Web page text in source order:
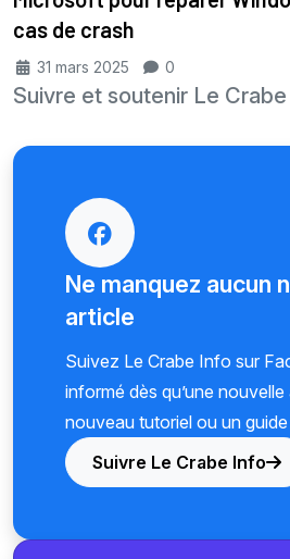
cas de crash
31 mars 2025 0
Suivre et soutenir Le
Ne manquez aucun
article
Suivez Le Crabe Info sur
informé dès qu’une
nouveau tutoriel ou un
Suivre Le Crabe Info